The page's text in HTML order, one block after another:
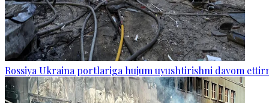
Rossiya Ukraina portlariga hujum uyushtirishni davom